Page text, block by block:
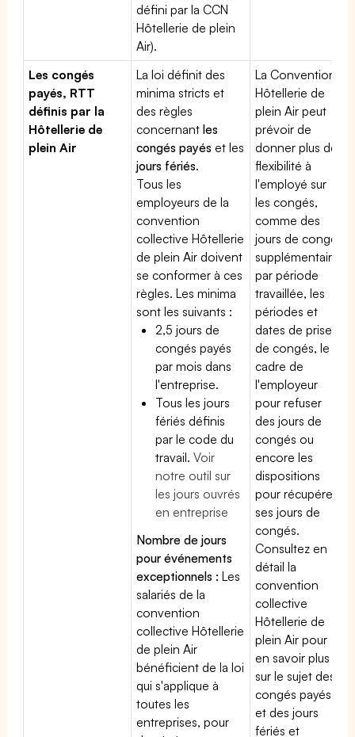
défini par la CCN
Hôtellerie de plein
Air).
Les congés
payés, RTT
définis par la
Hôtellerie de
plein Air
La loi définit des
minima stricts et
des règles
concernantles
congés payés et les
jours fériés.
Tous les
employeurs de la
convention
collective Hôtellerie
de plein Air doivent
se conformer à ces
règles. Les minima
sont les suivants :
2,5 jours de
congés payés
par mois dans
l'entreprise.
Tous les jours
fériés définis
par le code du
travail.Voir
notre outil sur
les jours ouvrés
en entreprise
Nombre de jours
pour événements
exceptionnels : Les
salariés de la
convention
collective Hôtellerie
de plein Air
bénéficient de la loi
qui s'applique à
toutes les
entreprises, pour
La Convention
Hôtellerie de
plein Air peut
prévoir de
donner plus de
flexibilité à
l'employé sur
les congés,
comme des
jours de congé
supplémentaires
par période
travaillée, les
périodes et
dates de prise
de congés, le
cadre de
l'employeur
pour refuser
des jours de
congés ou
encore les
dispositions
pour récupérer
ses jours de
congés.
Consultez en
détail la
convention
collective
Hôtellerie de
plein Air pour
en savoir plus
sur le sujet des
congés payés
et des jours
fériés et